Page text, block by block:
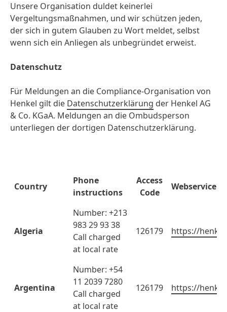
Unsere Organisation duldet keinerlei
Vergeltungsmaßnahmen, und wir schützen jeden,
der sich in gutem Glauben zu Wort meldet, selbst
wenn sich ein Anliegen als unbegründet erweist.
Datenschutz
Für Meldungen an die Compliance-Organisation von
Henkel gilt die Datenschutzerklärung der Henkel AG
& Co. KGaA. Meldungen an die Ombudsperson
unterliegen der dortigen Datenschutzerklärung.
Country
Phone
instructions
Access
Code
Webservice
Algeria
Number: +213
983 29 93 38
Call charged
at local rate
126179 https://
Argentina
Number: +54
11 2039 7280
Call charged
at local rate
126179 https://